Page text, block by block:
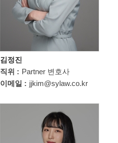
김정진
직위 : Partner 변호사
이메일 : jjkim@sylaw.co.kr